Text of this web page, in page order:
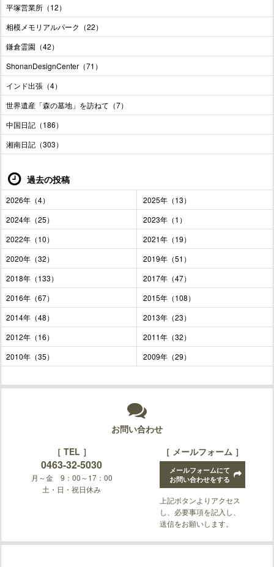
平塚営業所（12）
相模メモリアルパーク（22）
鎌倉霊園（42）
ShonanDesignCenter（71）
インド出張（4）
世界遺産「森の墓地」を訪ねて（7）
中国日記（186）
湘南日記（303）
過去の投稿
2026年（4）
2025年（13）
2024年（25）
2023年（1）
2022年（10）
2021年（19）
2020年（32）
2019年（51）
2018年（133）
2017年（47）
2016年（67）
2015年（108）
2014年（48）
2013年（23）
2012年（16）
2011年（32）
2010年（35）
2009年（29）
お問い合わせ
［ TEL ］
0463-32-5030
月～金 9：00～17：00
土・日・祝日休み
［ メールフォーム ］
メールフォームにて
お問い合わせをする
上記ボタンよりアクセス
し、必要事項を記入し、
送信をお願いします。